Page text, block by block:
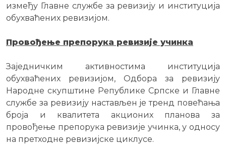
између Главне службе за ревизију и институција
обухваћених ревизијом.
Провођење препорука ревизије учинка
Заједничким активностима институција
обухваћених ревизијом, Одбора за ревизију
Народне скупштине Републике Српске и Главне
службе за ревизију настављен је тренд повећања
броја и квалитета акционих планова за
провођење препорука ревизије учинка, у односу
на претходне ревизијске циклусе.